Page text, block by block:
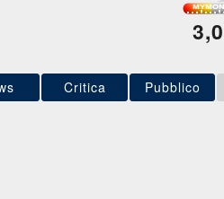
Critica Pubblico